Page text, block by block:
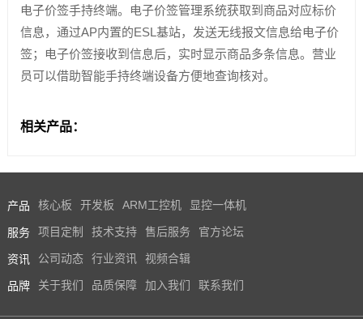
电子价签手持终端。电子价签管理系统获取到商品对应标价
信息，通过AP内置的ESL基站，发送无线报文信息给电子价
签；电子价签接收到信息后，实时显示商品多条信息。营业
员可以借助智能手持终端设备方便地查询核对。
相关产品：
产品 核心板 开发板 ARM工控机 显控一体机
服务 项目定制 技术支持 售后服务 官方论坛
资讯 公司动态 行业资讯 视频合辑
品牌 关于我们 品质保障 加入我们 联系我们